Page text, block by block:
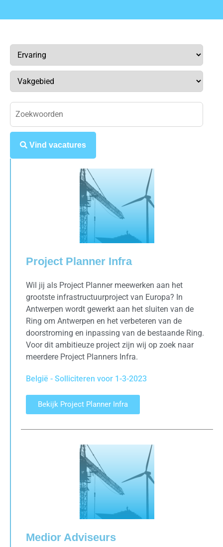
Vind vacatures
Project Planner Infra
Wil jij als Project Planner meewerken aan het
grootste infrastructuurproject van Europa? In
Antwerpen wordt gewerkt aan het sluiten van de
Ring om Antwerpen en het verbeteren van de
doorstroming en inpassing van de bestaande Ring.
Voor dit ambitieuze project zijn wij op zoek naar
meerdere Project Planners Infra.
België - Solliciteren voor 1-3-2023
Bekijk Project Planner Infra
Medior Adviseurs